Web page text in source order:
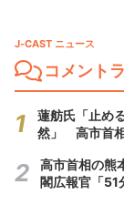
J-CAST ニュース
コメント
蓮舫氏「止め
然」 高市首
高市首相の熊
閣広報官「51